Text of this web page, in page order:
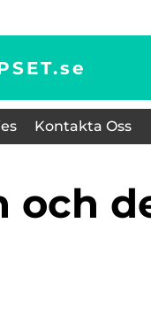
se
Kontakta Oss
och